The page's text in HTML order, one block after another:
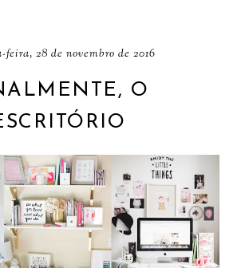
feira, 28 de novembro de 2016
O